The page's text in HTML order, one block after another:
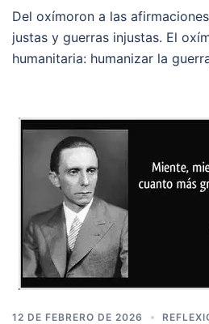
Del oxímoron a las
justas y guerras injustas. El
humanitaria: humanizar la
12 DE FEBRERO DE 2026